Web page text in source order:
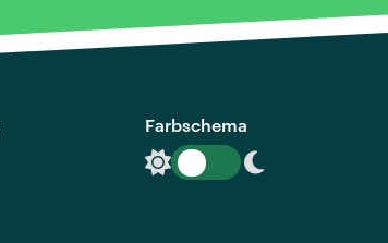
Farbschema